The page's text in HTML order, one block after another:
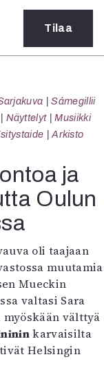
Tilaa
Sámegillii
Näyttelyt
Musiikki
Arkisto
ja
Oulun
oli taajaan
muutamia
Mueckin
valtasi Sara
välttyä
karvaisilta
Helsingin